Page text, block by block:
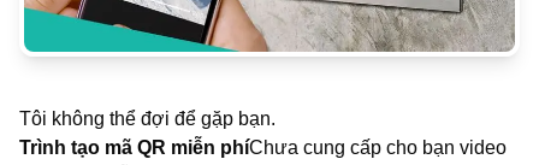
Tôi không thể đợi để gặp bạn.
Trình tạo mã QR miễn phíChưa cung cấp cho bạn video